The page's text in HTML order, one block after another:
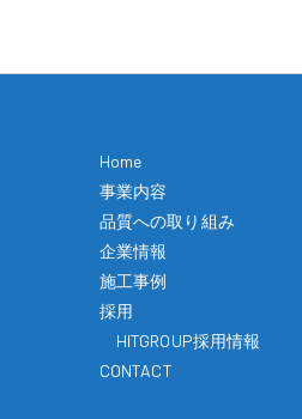
Home
事業内容
品質への取り組み
企業情報
施工事例
採用
HITGROUP採用情報
CONTACT